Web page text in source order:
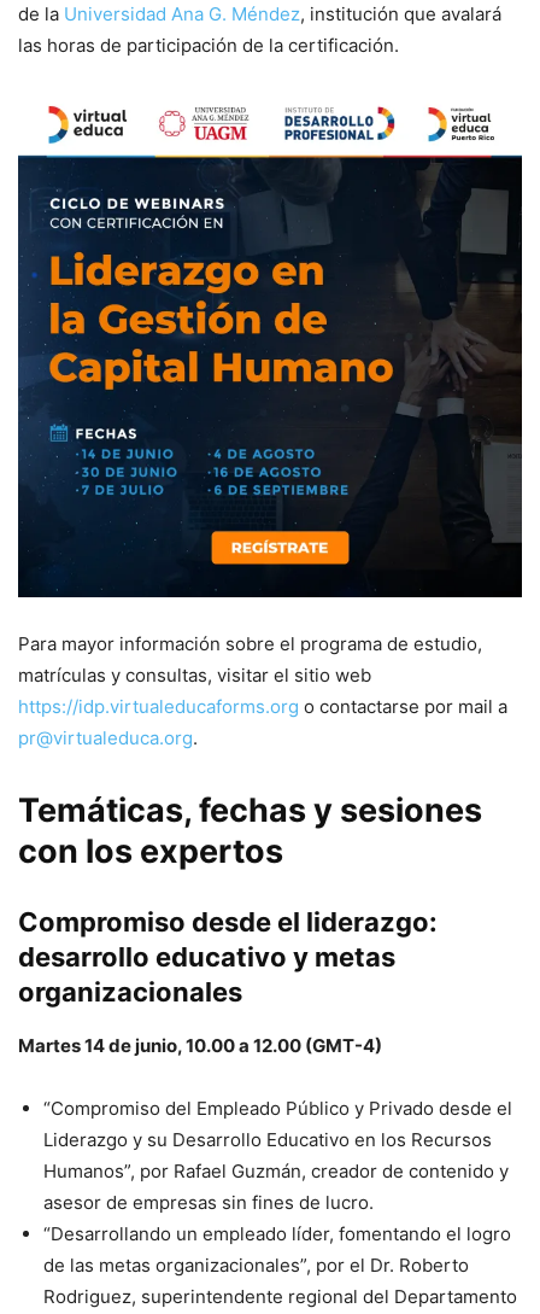
de la Universidad Ana G. Méndez, institución que avalará
las horas de participación de la certificación.
Para mayor información sobre el programa de estudio,
matrículas y consultas, visitar el sitio web
https://idp.virtualeducaforms.org o contactarse por mail a
pr@virtualeduca.org.
Temáticas, fechas y sesiones
con los expertos
Compromiso desde el liderazgo:
desarrollo educativo y metas
organizacionales
Martes 14 de junio, 10.00 a 12.00 (GMT-4)
“Compromiso del Empleado Público y Privado desde el
Liderazgo y su Desarrollo Educativo en los Recursos
Humanos”, por Rafael Guzmán, creador de contenido y
asesor de empresas sin fines de lucro.
“Desarrollando un empleado líder, fomentando el logro
de las metas organizacionales”, por el Dr. Roberto
Rodriguez, superintendente regional del Departamento